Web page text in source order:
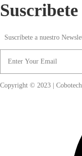
Suscribete
Suscríbete a nuestro
Copyright © 2023 |